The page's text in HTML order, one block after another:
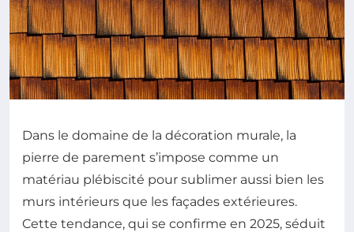
Dans le domaine de la décoration murale, la
pierre de parement s’impose comme un
matériau plébiscité pour sublimer aussi bien les
murs intérieurs que les façades extérieures.
Cette tendance, qui se confirme en 2025, séduit